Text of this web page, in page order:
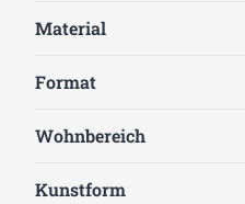
Material
Format
Wohnbereich
Kunstform